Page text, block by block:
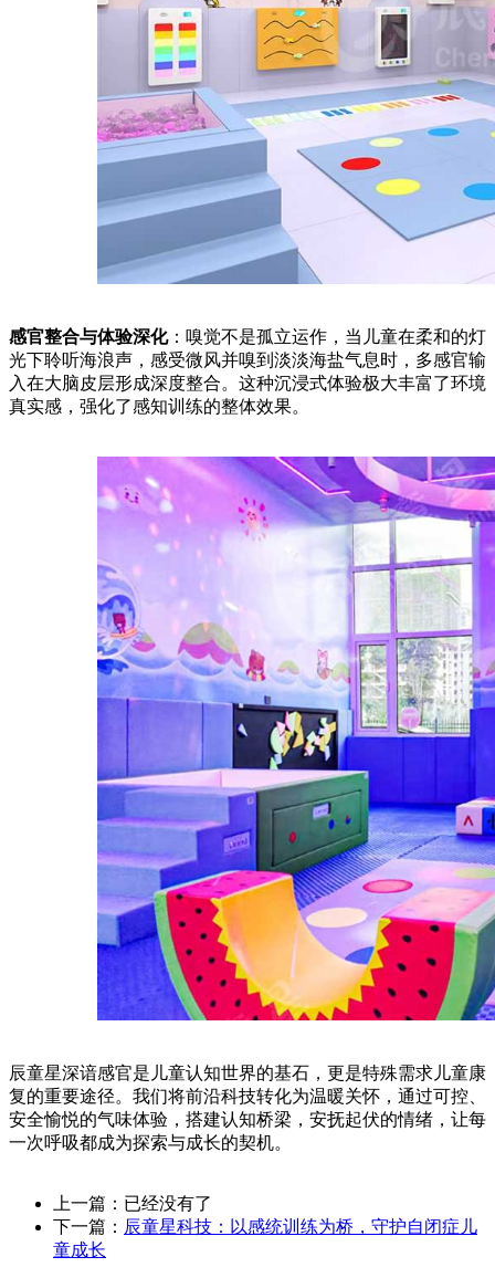
感官整合与体验深化：嗅觉不是孤立运作，当儿童在柔和的灯
光下聆听海浪声，感受微风并嗅到淡淡海盐气息时，多感官输
入在大脑皮层形成深度整合。这种沉浸式体验极大丰富了环境
真实感，强化了感知训练的整体效果。
辰童星深谙感官是儿童认知世界的基石，更是特殊需求儿童康
复的重要途径。我们将前沿科技转化为温暖关怀，通过可控、
安全愉悦的气味体验，搭建认知桥梁，安抚起伏的情绪，让每
一次呼吸都成为探索与成长的契机。
上一篇：已经没有了
下一篇： 辰童星科技：以感统训练为桥，守护自闭症儿
童成长